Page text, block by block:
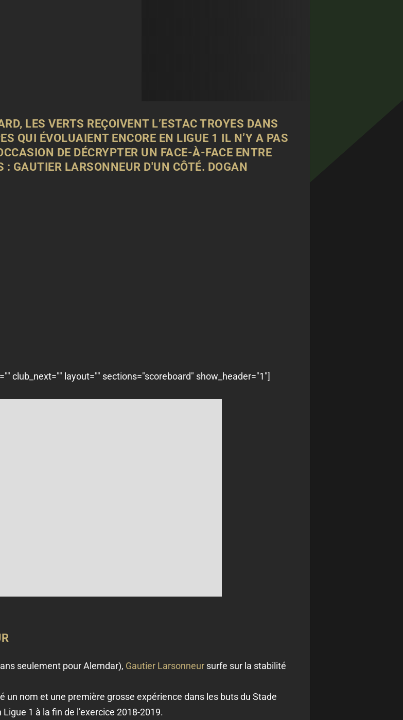
LES VERTS REÇOIVENT L’ESTAC TROYES DANS
QUI ÉVOLUAIENT ENCORE EN LIGUE 1 IL N’Y A PAS
DE DÉCRYPTER UN FACE-À-FACE ENTRE
: GAUTIER LARSONNEUR D'UN CÔTÉ. DOGAN
club_next="" layout="" sections="scoreboard" show_header="1"]
seulement pour Alemdar), Gautier Larsonneursurfe sur la stabilité
un nom et une première grosse expérience dans les buts du Stade
1 à la fin de l’exercice 2018-2019.